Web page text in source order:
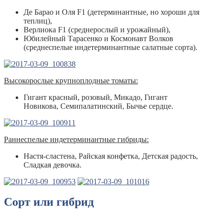
Де Барао и Оля F1 (детерминантные, но хороши для
теплиц),
Верлиока F1 (среднерослый и урожайный),
Юбилейный Тарасенко и Космонавт Волков
(среднеспелые индетерминантные салатные сорта).
Высокорослые крупноплодные томаты:
Гигант красный, розовый, Микадо, Гигант
Новикова, Семипалатинский, Бычье сердце.
Раннеспелые индетерминантные гибриды:
Настя-сластена, Райская конфетка, Детская радость,
Сладкая девочка.
Сорт или гибрид